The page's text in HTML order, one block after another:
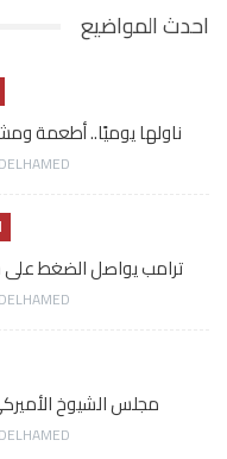
احدث المواضيع
ناولها يوميًا.. أطعمة
ترامب يواصل الضغط على
مجلس الشيوخ